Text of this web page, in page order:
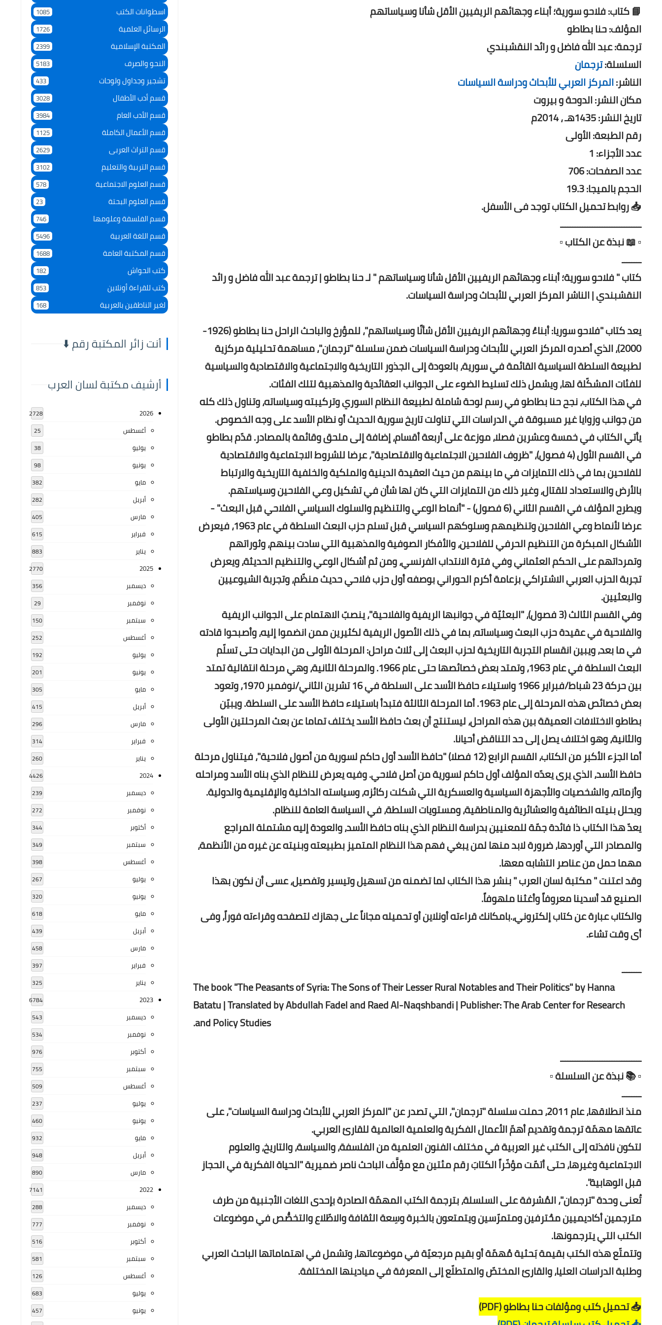
📘 كتاب: فلاحو سورية؛ أبناء وجهائهم الريفيين الأقل شأنا وسياساتهم
المؤلف: حنا بطاطو
ترجمة: عبد الله فاضل و رائد النقشبندي
السلسلة:ترجمان
الناشر:المركز العربي للأبحاث ودراسة السياسات
مكان النشر: الدوحة و بيروت
تاريخ النشر: 1435هـ ، 2014م
رقم الطبعة: الأولى
عدد الأجزاء: 1
عدد الصفحات: 706
الحجم بالميجا: 19.3
📥 روابط تحميل الكتاب توجد فى الأسفل.
ـــــــــــــــــــــــــــــــــ
▫️ 📖 نبذة عن الكتاب ▫️
ــــــــ
كتاب " فلاحو سورية؛ أبناء وجهائهم الريفيين الأقل شأنا وسياساتهم " لـ حنا بطاطو | ترجمة عبد الله فاضل و رائد
النقشبندي | الناشر المركز العربي للأبحاث ودراسة السياسات.
يعد كتاب "فلاحو سوريا: أبناءُ وجهائهم الريفيين الأقل شأنًا وسياساتهم"، للمؤرخ والباحث الراحل حنا بطاطو (1926-
2000)، الذي أصدره المركز العربي للأبحاث ودراسة السياسات ضمن سلسلة "ترجمان"، مساهمة تحليلية مركزية
لطبيعة السلطة السياسية القائمة في سورية، بالعودة إلى الجذور التاريخية والاجتماعية والاقتصادية والسياسية
للفئات المشكّلة لها، ويشمل ذلك تسليط الضوء على الجوانب العقائدية والمذهبية لتلك الفئات.
في هذا الكتاب، نجح حنا بطاطو في رسم لوحة شاملة لطبيعة النظام السوري وتركيبته وسياساته، وتناول ذلك كله
من جوانب وزوايا غير مسبوقة في الدراسات التي تناولت تاريخ سورية الحديث أو نظام الأسد على وجه الخصوص.
يأتي الكتاب في خمسة وعشرين فصلا، موزعة على أربعة أقسام، إضافة إلى ملحق وقائمة بالمصادر. قدّم بطاطو
في القسم الأول (4 فصول)، "ظروف الفلاحين الاجتماعية والاقتصادية"، عرضا للشروط الاجتماعية والاقتصادية
للفلاحين بما في ذلك التمايزات في ما بينهم من حيث العقيدة الدينية والملكية والخلفية التاريخية والارتباط
بالأرض والاستعداد للقتال، وغير ذلك من التمايزات التي كان لها شأن في تشكيل وعي الفلاحين وسياستهم.
ويطرح المؤلف في القسم الثاني (6 فصول) - "أنماط الوعي والتنظيم والسلوك السياسي الفلاحي قبل البعث" -
عرضا لأنماط وعي الفلاحين وتنظيمهم وسلوكهم السياسي قبل تسلم حزب البعث السلطة في عام 1963، فيعرض
الأشكال المبكرة من التنظيم الحرفي للفلاحين، والأفكار الصوفية والمذهبية التي سادت بينهم، وثوراتهم
وتمرداتهم على الحكم العثماني وفي فترة الانتداب الفرنسي، ومن ثم أشكال الوعي والتنظيم الحديثة، ويعرض
تجربة الحزب العربي الاشتراكي بزعامة أكرم الحوراني بوصفه أول حزب فلاحي حديث منظّم، وتجربة الشيوعيين
والبعثيين.
وفي القسم الثالث (3 فصول)، "البعثيّة في جوانبها الريفية والفلاحية"، ينصبّ الاهتمام على الجوانب الريفية
والفلاحية في عقيدة حزب البعث وسياساته، بما في ذلك الأصول الريفية لكثيرين ممن انضموا إليه، وأصبحوا قادته
في ما بعد، ويبين انقسام التجربة التاريخية لحزب البعث إلى ثلاث مراحل: المرحلة الأولى من البدايات حتى تسلّم
البعث السلطة في عام 1963، وتمتد بعض خصائصها حتى عام 1966. والمرحلة الثانية، وهي مرحلة انتقالية تمتد
بين حركة 23 شباط/فبراير 1966 واستيلاء حافظ الأسد على السلطة في 16 تشرين الثاني/نوفمبر 1970، وتعود
بعض خصائص هذه المرحلة إلى عام 1963. أما المرحلة الثالثة فتبدأ باستيلاء حافظ الأسد على السلطة. ويبيّن
بطاطو الاختلافات العميقة بين هذه المراحل، ليستنتج أن بعث حافظ الأسد يختلف تماما عن بعث المرحلتين الأولى
والثانية، وهو اختلاف يصل إلى حد التناقض أحيانا.
أما الجزء الأكبر من الكتاب، القسم الرابع (12 فصلا) "حافظ الأسد أول حاكم لسورية من أصول فلاحية"، فيتناول مرحلة
حافظ الأسد، الذي يرى يعدّه المؤلف أول حاكم لسورية من أصل فلاحي. وفيه يعرض للنظام الذي بناه الأسد ومراحله
وأزماته، والشخصيات والأجهزة السياسية والعسكرية التي شكلت ركائزه، وسياسته الداخلية والإقليمية والدولية.
ويحلل بنيته الطائفية والعشائرية والمناطقية، ومستويات السلطة، في السياسة العامة للنظام.
يعدّ هذا الكتاب ذا فائدة جمّة للمعنيين بدراسة النظام الذي بناه حافظ الأسد، والعودة إليه مشتملة المراجع
والمصادر التي أوردها، ضرورة لابد منها لمن يبغي فهم هذا النظام المتميز بطبيعته وبنيته عن غيره من الأنظمة،
مهما حمل من عناصر التشابه معها.
وقد اعتنت " مكتبة لسان العرب " بنشر هذا الكتاب لما تضمنه من تسهيل وتيسير وتفصيل، عسى أن نكون بهذا
الصنيع قد أسدينا معروفاً وأغثنا ملهوفاً.
والكتاب عبارة عن كتاب إلكتروني،.بامكانك قراءته أونلاين أو تحميله مجاناً على جهازك لتصفحه وقراءته فوراً، وفى
أى وقت تشاء.
ــــــــ
The book "The Peasants of Syria: The Sons of Their Lesser Rural Notables and Their Politics" by Hanna
Batatu | Translated by Abdullah Fadel and Raed Al-Naqshbandi | Publisher: The Arab Center for Research
and Policy Studies.
ـــــــــــــــــــــــــــــــــ
▫️ 📚 نبذة عن السلسلة ▫️
ــــــــ
منذ انطلاقها، عام 2011، حملت سلسلة "ترجمان"، التي تصدر عن "المركز العربي للأبحاث ودراسة السياسات"، على
عاتقها مهمّة ترجمة وتقديم أهمّ الأعمال الفكرية والعلمية العالمية للقارئ العربي.
لتكون نافذته إلى الكتب غير العربية في مختلف الفنون العلمية من الفلسفة، والسياسة، والتاريخ، والعلوم
الاجتماعية وغيرها، حتى أتمّت مؤخّراً الكتابَ رقم مئتين مع مؤلَّف الباحث ناصر ضميرية "الحياة الفكرية في الحجاز
قبل الوهابية".
تُعنى وحدة "ترجمان"، المُشرفة على السلسلة، بترجمة الكتب المهمّة الصادرة بإحدى اللغات الأجنبية من طرف
مترجمين أكاديميين محُترفين ومتمرّسين ويتمتعون بالخبرة وسِعة الثقافة والاطّلاع والتخصُّص في موضوعات
الكتب التي يترجمونها.
وتتمتّع هذه الكتب بقيمة بَحثية مُهمّة أو بقيم مرجعيّة في موضوعاتها، وتشمل في اهتماماتها الباحث العربي
وطلبة الدراسات العليا، والقارئ المختصّ والمتطلّع إلى المعرفة في ميادينها المختلفة.
📥 تحميل كتب ومؤلفات حنا بطاطو (PDF)
اسطوانات الكتب 1085
الرسائل العلمية 1726
المكتبة الإسلامية 2399
النحو والصرف 5183
تشجير وجداول ولوحات 433
قسم أدب الأطفال 3028
قسم الأدب العام 3984
قسم الأعمال الكاملة 1125
قسم التراث العربى 2629
قسم التربية والتعليم 3102
قسم العلوم الاجتماعية 578
قسم العلوم البحتة 23
قسم الفلسفة وعلومها 746
قسم اللغة العربية 5496
قسم المكتبة العامة 1688
كتب الحواش 182
كتب للقراءة أونلاين 853
لغير الناطقين بالعربية 168
أنت زائر المكتبة رقم ⬇️
أرشيف مكتبة لسان العرب
2026
2728
أغسطس 25
يوليو 38
يونيو 98
مايو 382
أبريل 282
مارس 405
فبراير 615
يناير 883
2025
2770
ديسمبر 356
نوفمبر 29
سبتمبر 150
أغسطس 252
يوليو 192
يونيو 201
مايو 305
أبريل 415
مارس 296
فبراير 314
يناير 260
2024
4426
ديسمبر 239
نوفمبر 272
أكتوبر 344
سبتمبر 349
أغسطس 398
يوليو 267
يونيو 320
مايو 618
أبريل 439
مارس 458
فبراير 397
يناير 325
2023
6784
ديسمبر 543
نوفمبر 534
أكتوبر 976
سبتمبر 755
أغسطس 509
يوليو 237
يونيو 460
مايو 932
أبريل 948
مارس 890
2022
7141
ديسمبر 288
نوفمبر 777
أكتوبر 516
سبتمبر 581
أغسطس 126
يوليو 683
يونيو 457